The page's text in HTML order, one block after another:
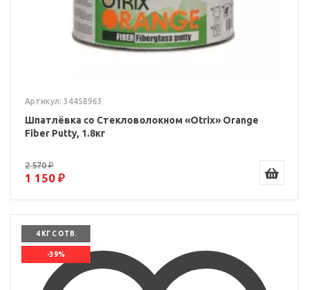
Артикул: 34458963
Шпатлёвка со Стекловолокном «Otrix» Orange
Fiber Putty, 1.8кг
2 570 ₽
1 150 ₽
4 КГ С ОТВ.
-39%